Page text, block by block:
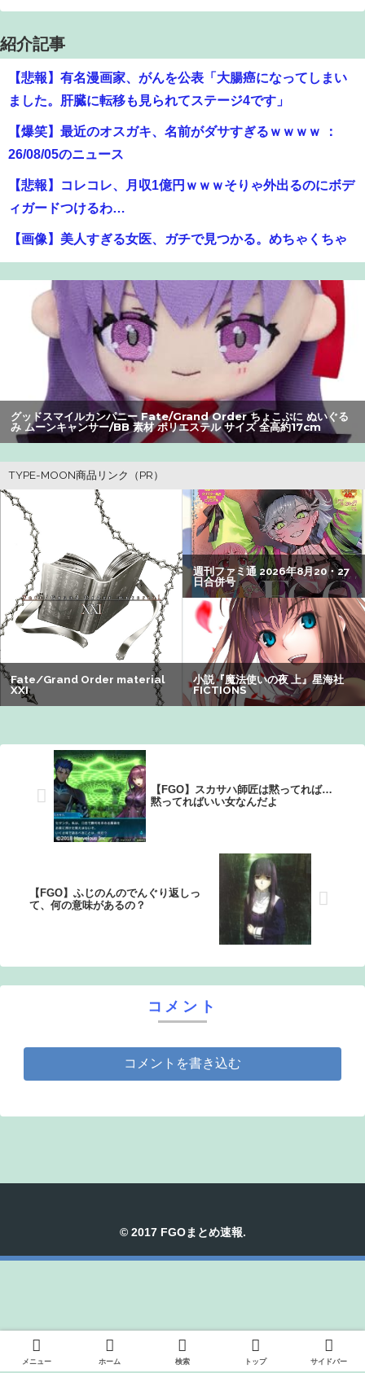
紹介記事
【悲報】有名漫画家、がんを公表「大腸癌になってしまい
ました。肝臓に転移も見られてステージ4です」
【爆笑】最近のオスガキ、名前がダサすぎるｗｗｗｗ ：
26/08/05のニュース
【悲報】コレコレ、月収1億円ｗｗｗそりゃ外出るのにボデ
ィガードつけるわ…
【画像】美人すぎる女医、ガチで見つかる。めちゃくちゃ
いいべｗｗｗｗ ：26/08/04のニュース
【閲覧注意】元臆女キャバ嬢の首吊り自配信、拡散されま
くって終わるｗｗｗｗｗｗｗ
【朗報】アマガミの棚町薫さん、最新絵でめっちゃ可愛く
なる：26/08/03のニュース
町の弁当屋「申し訳ないが消費税1%になったらその分商品
代を値上げするわ」
26/08/02のニュース
【警告】社会人「スムージーにキウイ皮ごと入れよ。これ
美容にいいんだよね〜」→ 結果…
【画像】瀬戸環奈（セトカン）さん、ティファのコスプレ
でシコらせにくるｗｗｗ：26/08/01のニュース
【悲報】映画館の客、ほぼバイオテロレベルのやらかしで
観客が避難する事態にｗｗｗｗ
【衝撃】クルタ族虐 殺の犯人、ツェリードニヒで確定！ク
ロロの演劇のせいで2人も無駄死ににwwww
友達って感じで性的な目では見れないｗ」←これｗｗｗ
ｗ：26/08/06のニュース
グッドスマイルカンパニー Fate/Grand Order ちょこぷに ぬいぐる
み ムーンキャンサー/BB 素材 ポリエステル サイズ 全高約17cm
【FGO】スカサハ師匠は黙ってれば…
黙ってればいい女なんだよ
【FGO】ふじのんのでんぐり返しっ
て、何の意味があるの？
コメント
コメントを書き込む
© 2017 FGOまとめ速報.
メニュー ホーム 検索 トップ サイドバー